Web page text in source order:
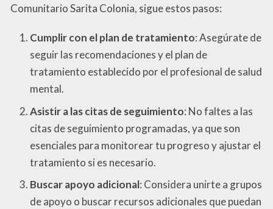
Comunitario Sarita Colonia, sigue estos pasos:
Cumplir con el plan de tratamiento: Asegúrate de
seguir las recomendaciones y el plan de
tratamiento establecido por el profesional de salud
mental.
Asistir a las citas de seguimiento: No faltes a las
citas de seguimiento programadas, ya que son
esenciales para monitorear tu progreso y ajustar el
tratamiento si es necesario.
Buscar apoyo adicional: Considera unirte a grupos
de apoyo o buscar recursos adicionales que puedan